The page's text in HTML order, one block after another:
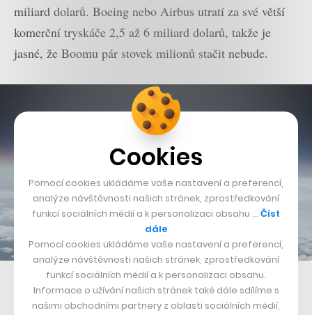
miliard dolarů. Boeing nebo Airbus utratí za své větší
komerční tryskáče 2,5 až 6 miliard dolarů, takže je
jasné, že Boomu pár stovek milionů stačit nebude.
Cookies
Pomocí cookies ukládáme vaše nastavení a preferencí,
analýze návštěvnosti našich stránek, zprostředkování
funkcí sociálních médií a k personalizaci obsahu … Číst
dále
Pomocí cookies ukládáme vaše nastavení a preferencí,
analýze návštěvnosti našich stránek, zprostředkování
funkcí sociálních médií a k personalizaci obsahu.
Informace o užívání našich stránek také dále sdílíme s
našimi obchodními partnery z oblasti sociálních médií,